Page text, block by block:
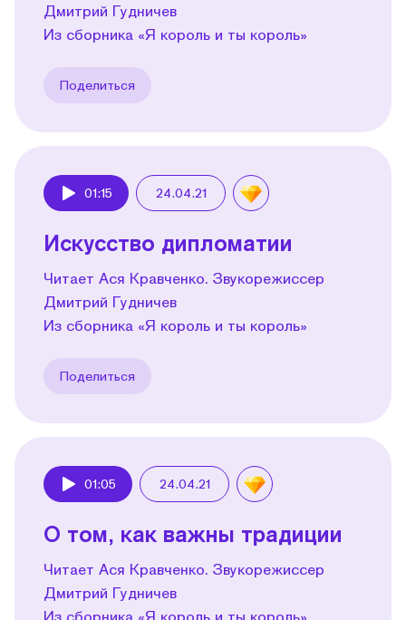
Дмитрий Гудничев
Из сборника «Я король и ты король»
Поделиться
01:15 24.04.21
Искусство дипломатии
Читает Ася Кравченко. Звукорежиссер
Дмитрий Гудничев
Из сборника «Я король и ты король»
Поделиться
01:05 24.04.21
О том, как важны традиции
Читает Ася Кравченко. Звукорежиссер
Дмитрий Гудничев
Из сборника «Я король и ты король»